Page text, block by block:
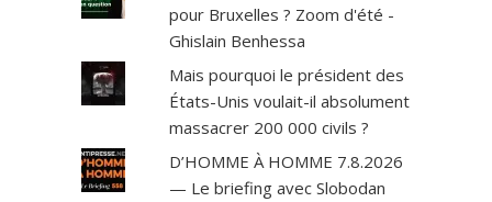
pour Bruxelles ? Zoom d'été -
Ghislain Benhessa
Mais pourquoi le président des
États-Unis voulait-il absolument
massacrer 200 000 civils ?
D’HOMME À HOMME 7.8.2026
— Le briefing avec Slobodan